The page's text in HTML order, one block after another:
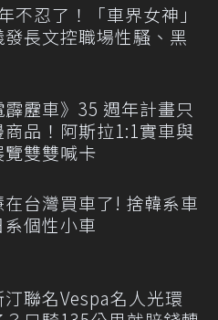
不忍了！「車界女神」
發長文控職場性騷、黑
霹靂車》35 週年計畫只
商品！阿斯拉1:1實車與
覽雙雙喊卡
在台灣買車了! 捨韓系車
系個性小車
汀聯名Vespa名人光環